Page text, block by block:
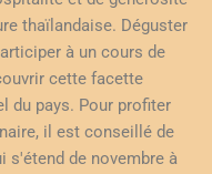
thaïlandaise. Déguster
à un cours de
cette facette
du pays. Pour profiter
il est conseillé de
s'étend de novembre à